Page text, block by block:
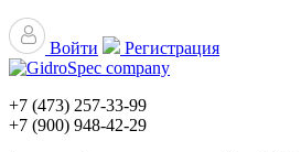
Войти Регистрация
+7 (473) 257-33-99
+7 (900) 948-42-29